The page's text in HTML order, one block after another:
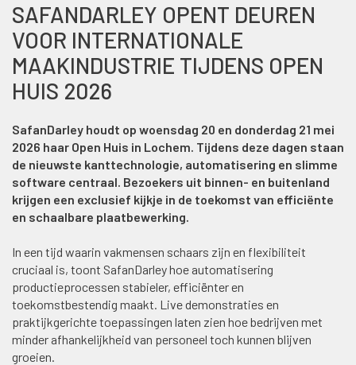
SAFANDARLEY OPENT DEUREN
VOOR INTERNATIONALE
MAAKINDUSTRIE TIJDENS OPEN
HUIS 2026
SafanDarley houdt op woensdag 20 en donderdag 21 mei
2026 haar Open Huis in Lochem. Tijdens deze dagen staan
de nieuwste kanttechnologie, automatisering en slimme
software centraal. Bezoekers uit binnen- en buitenland
krijgen een exclusief kijkje in de toekomst van efficiënte
en schaalbare plaatbewerking.
In een tijd waarin vakmensen schaars zijn en flexibiliteit
cruciaal is, toont SafanDarley hoe automatisering
productieprocessen stabieler, efficiënter en
toekomstbestendig maakt. Live demonstraties en
praktijkgerichte toepassingen laten zien hoe bedrijven met
minder afhankelijkheid van personeel toch kunnen blijven
groeien.